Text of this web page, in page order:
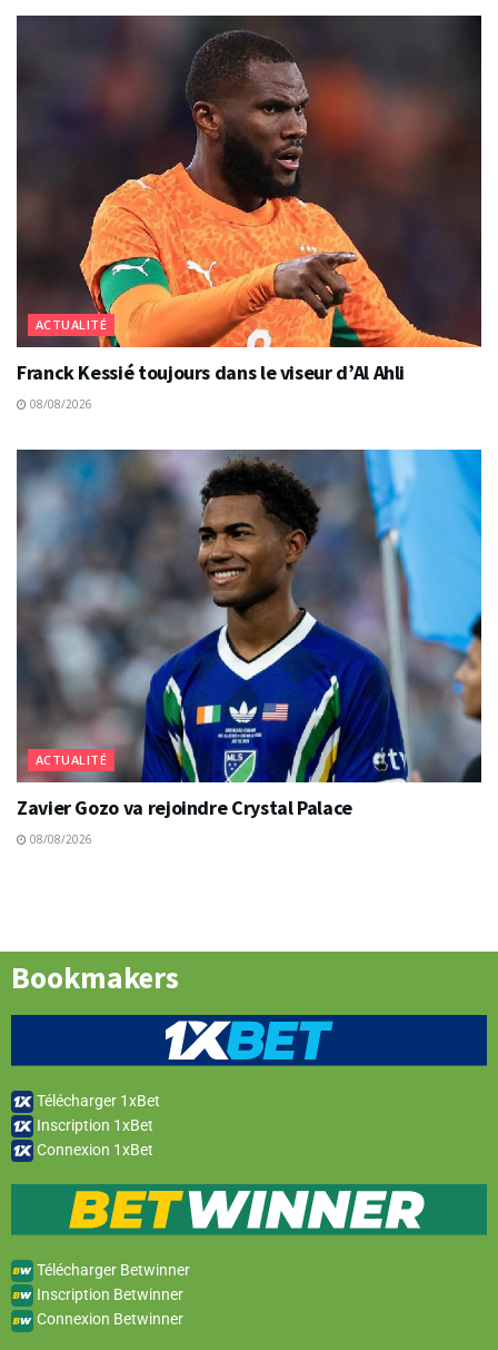
ACTUALITÉ
Franck Kessié toujours dans le viseur d’Al Ahli
08/08/2026
ACTUALITÉ
Zavier Gozo va rejoindre Crystal Palace
08/08/2026
Bookmakers
Télécharger 1xBet
Inscription 1xBet
Connexion 1xBet
Télécharger Betwinner
Inscription Betwinner
Connexion Betwinner